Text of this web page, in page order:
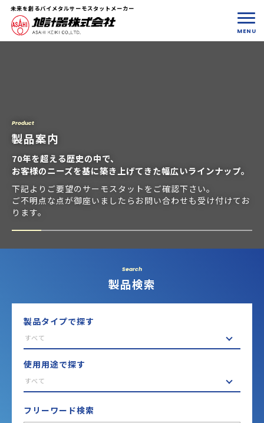
未来を創るバイメタルサーモスタットメーカー
Product
製品案内
70年を超える歴史の中で、
お客様のニーズを基に築き上げてきた幅広いラインナップ。
下記よりご要望のサーモスタットをご確認下さい。
ご不明点な点が御座いましたらお問い合わせも受け付けてお
ります。
Search
製品検索
製品タイプで探す
すべて
使用用途で探す
すべて
フリーワード検索